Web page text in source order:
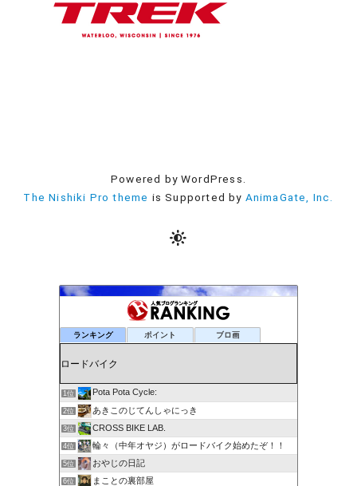
Powered by WordPress.
The Nishiki Pro theme is Supported by AnimaGate, Inc.
ランキング ポイント ブロ画
1位 Pota Pota Cycle:
2位 あきこのじてんしゃにっき
3位 CROSS BIKE LAB.
4位 輪々（中年オヤジ）がロードバイク始めたぞ！！
5位 おやじの日記
6位 まことの裏部屋